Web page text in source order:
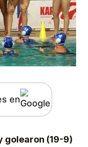
en
golearon (19-9)